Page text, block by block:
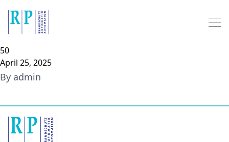
50
April 25, 2025
By admin